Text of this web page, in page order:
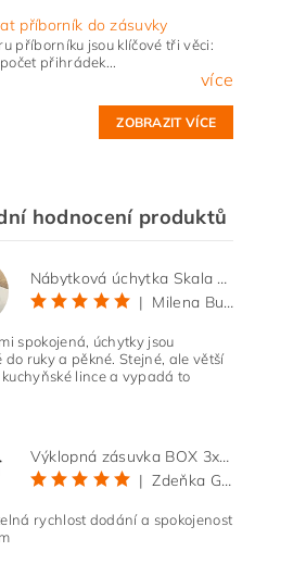
příborník do zásuvky
příborníku jsou klíčové tři věci:
přihrádek...
více
ZOBRAZIT VÍCE
hodnocení produktů
Nábytková úchytka Skala černá matná
|
Milena Bučková
spokojená, úchytky jsou
do ruky a pěkné. Stejné, ale větší
lince a vypadá to
Výklopná zásuvka BOX 3x 230V s 3m kabelem - černá
|
Zdeňka Gold
rychlost dodání a spokojenost